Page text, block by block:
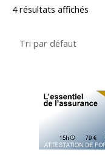
4 résultats affichés